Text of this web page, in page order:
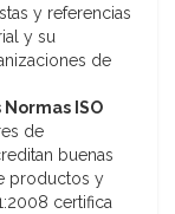
y referencias
y su
de
ISO
de
buenas
productos y
certifica